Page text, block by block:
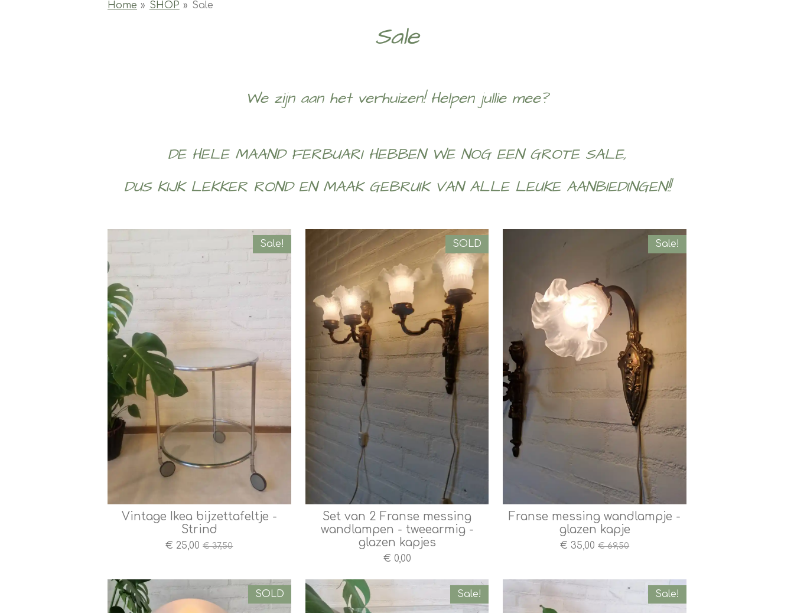
Home » SHOP » Sale
Sale
We zijn aan het verhuizen! Helpen jullie mee?
DE HELE MAAND FERBUARI HEBBEN WE NOG EEN GROTE SALE,
DUS KIJK LEKKER ROND EN MAAK GEBRUIK VAN ALLE LEUKE AANBIEDINGEN!!
Sale!
Vintage Ikea bijzettafeltje -
Strind
€ 25,00 € 37,50
SOLD
Set van 2 Franse messing
wandlampen - tweearmig -
glazen kapjes
€ 0,00
Sale!
Franse messing wandlampje -
glazen kapje
€ 35,00 € 69,50
SOLD Sale! Sale!